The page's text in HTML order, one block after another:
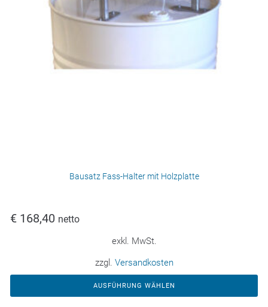
Bausatz Fass-Halter mit Holzplatte
€ 168,40 netto
exkl. MwSt.
zzgl. Versandkosten
AUSFÜHRUNG WÄHLEN